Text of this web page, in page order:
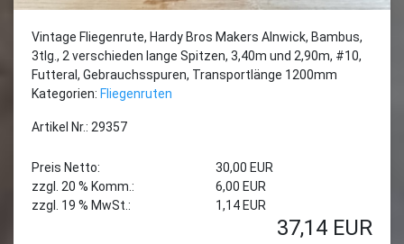
Vintage Fliegenrute, Hardy Bros Makers Alnwick, Bambus,
3tlg., 2 verschieden lange Spitzen, 3,40m und 2,90m, #10,
Futteral, Gebrauchsspuren, Transportlänge 1200mm
Kategorien: Fliegenruten
Artikel Nr.: 29357
Preis Netto:
30,00 EUR
zzgl. 20 % Komm.:
6,00 EUR
zzgl. 19 % MwSt.:
1,14 EUR
37,14 EUR